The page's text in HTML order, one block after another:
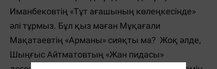
Иманбековтің «Тұт ағашының көлеңкесінде»
әлі тұрмыз. Бұл қыз маған Мұқағали
Мақатаевтің «Арманы» сияқты ма? Жоқ әлде,
Шыңғыс Айтматовтың «Жан пидасы»